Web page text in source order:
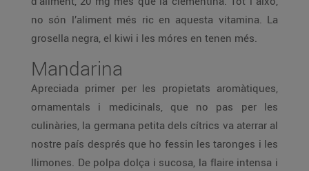
no són l’aliment més ric en aquesta vitamina. La
grosella negra, el kiwi i les móres en tenen més.
Mandarina
Apreciada primer per les propietats aromàtiques,
ornamentals i medicinals, que no pas per les
culinàries, la germana petita dels cítrics va aterrar al
nostre país després que ho fessin les taronges i les
llimones. De polpa dolça i sucosa, la flaire intensa i